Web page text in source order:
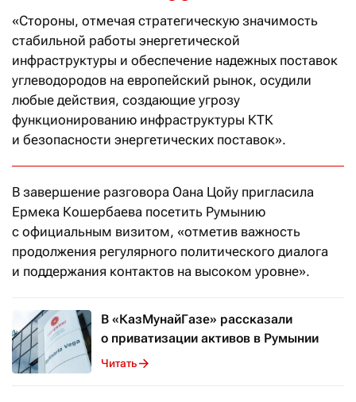
«Стороны, отмечая стратегическую значимость
стабильной работы энергетической
инфраструктуры и обеспечение надежных поставок
углеводородов на европейский рынок, осудили
любые действия, создающие угрозу
функционированию инфраструктуры КТК
и безопасности энергетических поставок».
В завершение разговора Оана Цойу пригласила
Ермека Кошербаева посетить Румынию
с официальным визитом, «отметив важность
продолжения регулярного политического диалога
и поддержания контактов на высоком уровне».
В «КазМунайГазе» рассказали
о приватизации активов в Румынии
Читать